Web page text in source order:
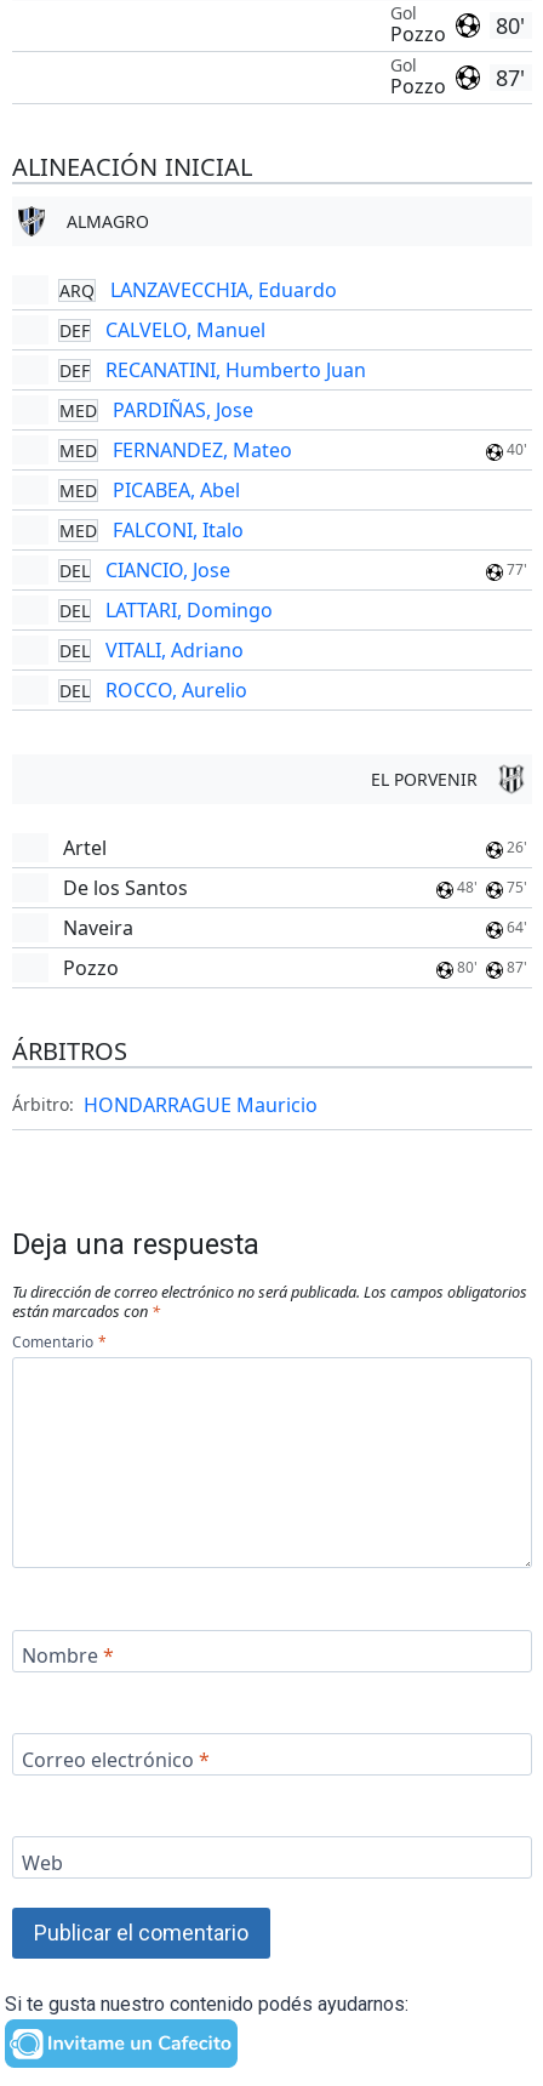
80'
Gol
Pozzo
87'
Gol
Pozzo
ALINEACIÓN INICIAL
ALMAGRO
ARQ LANZAVECCHIA, Eduardo
DEF CALVELO, Manuel
DEF RECANATINI, Humberto Juan
MED PARDIÑAS, Jose
MED FERNANDEZ, Mateo 40'
MED PICABEA, Abel
MED FALCONI, Italo
DEL CIANCIO, Jose 77'
DEL LATTARI, Domingo
DEL VITALI, Adriano
DEL ROCCO, Aurelio
EL PORVENIR
Artel 26'
De los Santos 48' 75'
Naveira 64'
Pozzo 80' 87'
ÁRBITROS
Árbitro: HONDARRAGUE Mauricio
Deja una respuesta
Tu dirección de correo electrónico no será publicada. Los campos obligatorios
están marcados con *
Comentario *
Nombre*
Correo electrónico *
Web
Si te gusta nuestro contenido podés ayudarnos: